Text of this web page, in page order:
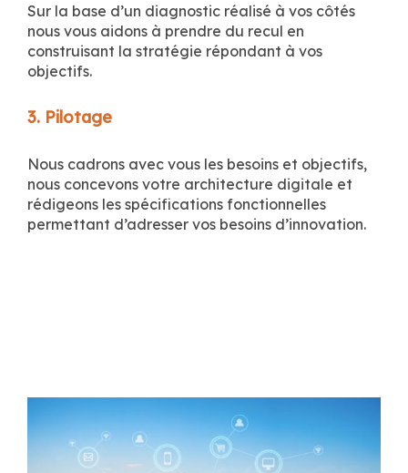
Sur la base d’un diagnostic réalisé à vos côtés
nous vous aidons à prendre du recul en
construisant la stratégie répondant à vos
objectifs.
3. Pilotage
Nous cadrons avec vous les besoins et objectifs,
nous concevons votre architecture digitale et
rédigeons les spécifications fonctionnelles
permettant d’adresser vos besoins d’innovation.